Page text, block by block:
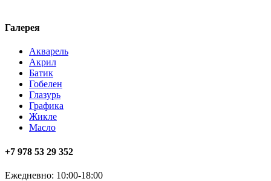
Галерея
Акварель
Акрил
Батик
Гобелен
Глазурь
Графика
Жикле
Масло
+7 978 53 29 352
Ежедневно: 10:00-18:00